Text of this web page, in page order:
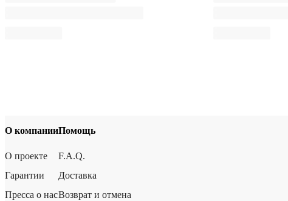
О компании
О проекте
Гарантии
Пресса о нас
Помощь
F.A.Q.
Доставка
Возврат и отмена